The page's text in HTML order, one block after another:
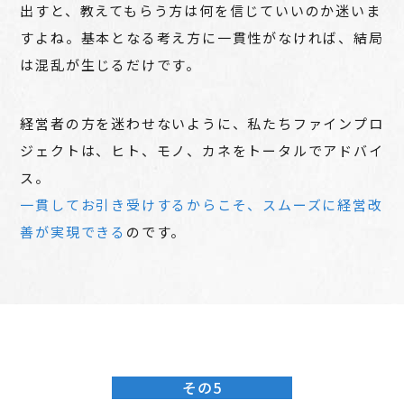
出すと、教えてもらう方は何を信じていいのか迷いま
すよね。基本となる考え方に一貫性がなければ、結局
は混乱が生じるだけです。
経営者の方を迷わせないように、私たちファインプロ
ジェクトは、ヒト、モノ、カネをトータルでアドバイ
ス。
一貫してお引き受けするからこそ、スムーズに経営改
善が実現できる のです。
その5